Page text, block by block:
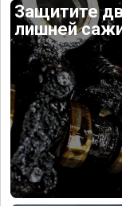
Защитите
лишней